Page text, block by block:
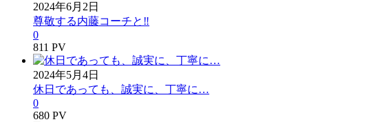
2024年6月2日
尊敬する内藤コーチと‼︎
0
811 PV
2024年5月4日
休日であっても、誠実に、丁寧に…
0
680 PV